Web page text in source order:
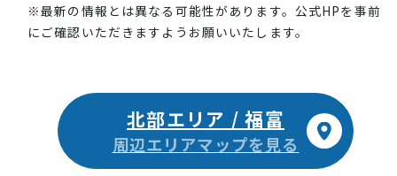
※最新の情報とは異なる可能性があります。公式HPを事前
にご確認いただきますようお願いいたします。
北部エリア / 福富
周辺エリアマップを見る